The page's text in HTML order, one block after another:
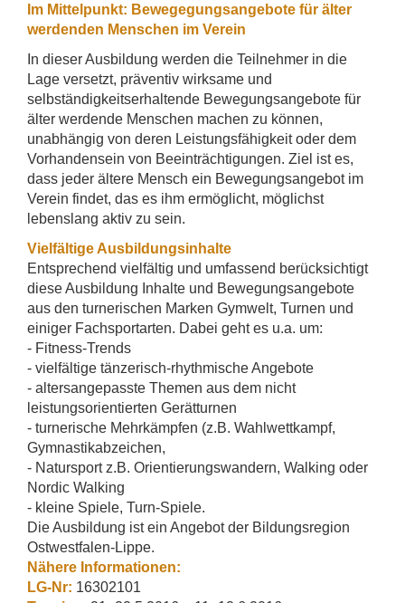
Im Mittelpunkt: Bewegegungsangebote für älter
werdenden Menschen im Verein
In dieser Ausbildung werden die Teilnehmer in die
Lage versetzt, präventiv wirksame und
selbständigkeitserhaltende Bewegungsangebote für
älter werdende Menschen machen zu können,
unabhängig von deren Leistungsfähigkeit oder dem
Vorhandensein von Beeinträchtigungen. Ziel ist es,
dass jeder ältere Mensch ein Bewegungsangebot im
Verein findet, das es ihm ermöglicht, möglichst
lebenslang aktiv zu sein.
Vielfältige Ausbildungsinhalte
Entsprechend vielfältig und umfassend berücksichtigt
diese Ausbildung Inhalte und Bewegungsangebote
aus den turnerischen Marken Gymwelt, Turnen und
einiger Fachsportarten. Dabei geht es u.a. um:
- Fitness-Trends
- vielfältige tänzerisch-rhythmische Angebote
- altersangepasste Themen aus dem nicht
leistungsorientierten Gerätturnen
- turnerische Mehrkämpfen (z.B. Wahlwettkampf,
Gymnastikabzeichen,
- Natursport z.B. Orientierungswandern, Walking oder
Nordic Walking
- kleine Spiele, Turn-Spiele.
Die Ausbildung ist ein Angebot der Bildungsregion
Ostwestfalen-Lippe.
Nähere Informationen:
LG-Nr: 16302101